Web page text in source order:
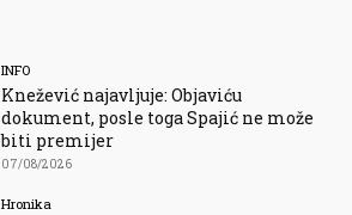
INFO
Knežević najavljuje: Objaviću
dokument, posle toga Spajić ne može
biti premijer
07/08/2026
Hronika